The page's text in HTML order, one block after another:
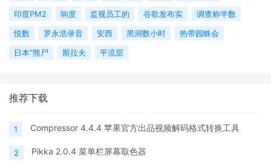
印度PM2
响度 监视员工的 谷歌发布实
调查称半数
悦数
罗永浩录音 安西 黑洞数小时
热带园蛛会
日本“熊尸
斯拉夫 平流层
推荐下载
1 Compressor 4.4.4 苹果官方出品视频解码格式转换工具
2 Pikka 2.0.4 菜单栏屏幕取色器